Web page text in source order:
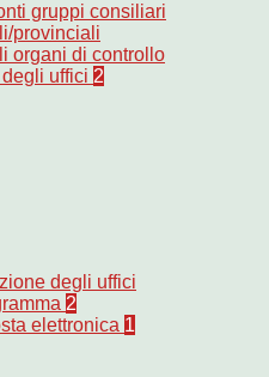
gruppi consiliari
provinciali
organi di controllo
uffici 2
degli uffici
2
elettronica 1